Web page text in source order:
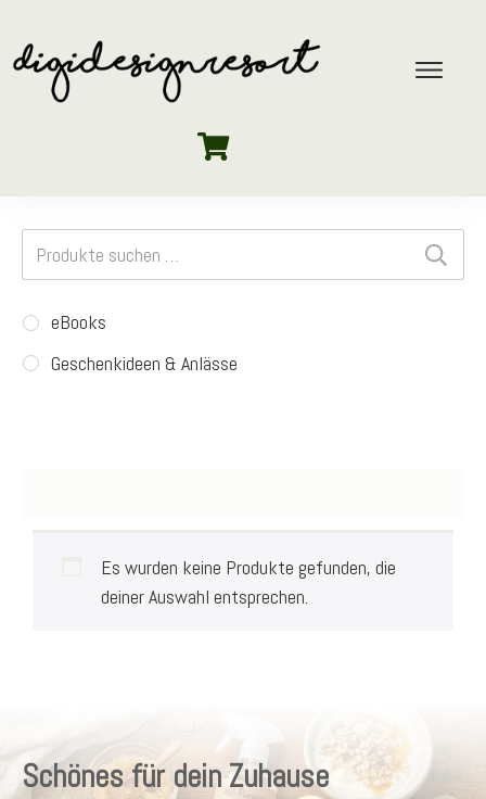
Es wurden keine Produkte gefunden, die
deiner Auswahl entsprechen.
Suchen
nach:
eBooks
Geschenkideen & Anlässe
Schönes für dein Zuhause